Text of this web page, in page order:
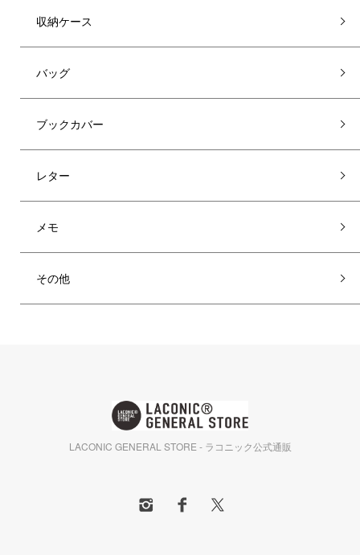
収納ケース
バッグ
ブックカバー
レター
メモ
その他
LACONIC GENERAL STORE - ラコニック公式通販